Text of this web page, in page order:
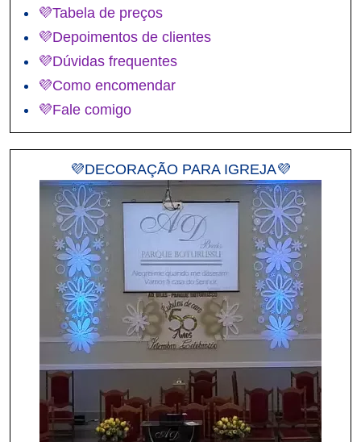
💜Tabela de preços
💜Depoimentos de clientes
💜Dúvidas frequentes
💜Como encomendar
💜Fale comigo
💜DECORAÇÃO PARA IGREJA💜